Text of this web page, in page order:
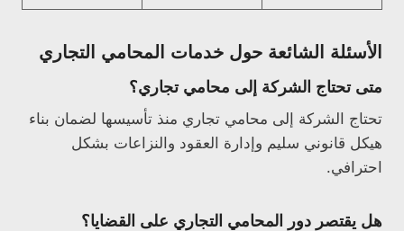
الأسئلة الشائعة حول خدمات المحامي التجاري
متى تحتاج الشركة إلى محامي تجاري؟
تحتاج الشركة إلى محامي تجاري منذ تأسيسها لضمان بناء
هيكل قانوني سليم وإدارة العقود والنزاعات بشكل
احترافي.
هل يقتصر دور المحامي التجاري على القضايا؟